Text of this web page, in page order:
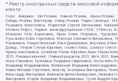
* Реестр иностранных средств массовой
агента:
Голос Америки, Idel.Реалии, Кавказ.Реалии,
Сибирь.Реалии, Фактограф, Север.Реалии, Радио Свобода,
Людмила Алексеевна, Маркелов Сергей Евгеньевич,
Medusa Project, Первое антикоррупционное СМИ, VTimes.io,
Маняхин Петр Борисович, Ярош Юлия Петровна,
Лукьянова Юлия Сергеевна, Маетная Елизавета Витальевна,
Романовна, Рождественский Илья Дмитриевич, Апухтина
Дождь, Петров Степан Юрьевич, Istories fonds, Шмагун Олеся
Ирина Николаевна, Шлейнов Роман Юрьевич, Анин Роман
2021, Ромашки монолит, Главный редактор 2021, Вега 2021,
Инна Павловна, Кузьмина Людмила Гавриловна, Костылева
Владимир Владимирович, Жилинский Владимир
Ковин Виталий Сергеевич, Кильтау Екатерина Викторовна,
Александр Викторович, Важенков Артем Валерьевич, Иванова
Викторович, Егоров Владимир Владимирович, Гусев Андрей